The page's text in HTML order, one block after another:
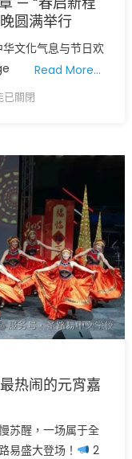
圆满举行
文化气息与节日欢
Read More…
已關閉
热闹的元宵嘉
苏醒，一场属于全
易盛大登场！
2